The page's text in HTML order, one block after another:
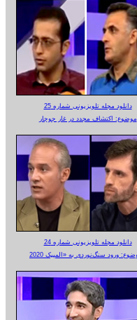
دانلود مجله تلویزیونی شماره 25
موضوع: اکتشاف مجدد در غار جوجار
دانلود مجله تلویزیونی شماره 24